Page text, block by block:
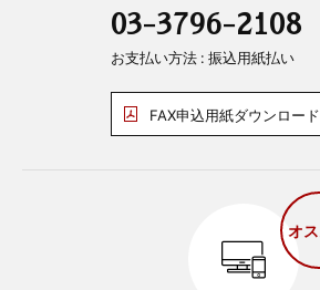
03-3796-2108
お支払い方法 : 振込用紙払い
FAX申込用紙ダウンロード
オ